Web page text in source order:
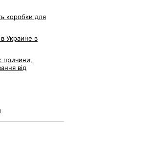
коробки для
Украине в
причини,
від